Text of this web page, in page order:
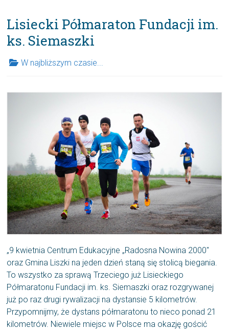
Lisiecki Półmaraton Fundacji im.
ks. Siemaszki
W najbliższym czasie...
„9 kwietnia Centrum Edukacyjne „Radosna Nowina 2000″
oraz Gmina Liszki na jeden dzień staną się stolicą biegania.
To wszystko za sprawą Trzeciego już Lisieckiego
Półmaratonu Fundacji im. ks. Siemaszki oraz rozgrywanej
już po raz drugi rywalizacji na dystansie 5 kilometrów.
Przypomnijmy, że dystans półmaratonu to nieco ponad 21
kilometrów. Niewiele miejsc w Polsce ma okazję gościć